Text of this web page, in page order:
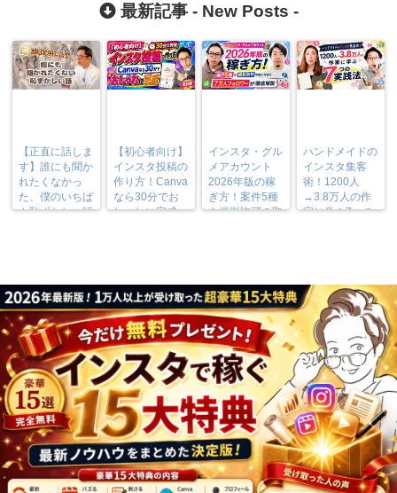
最新記事 - New Posts -
【正直に話しま
す】誰にも聞か
れたくなかっ
た、僕のいちば
ん恥ずかしい話
【初心者向け】
インスタ投稿の
作り方！Canva
なら30分でお
しゃれに完成
インスタ・グル
メアカウント
2026年版の稼
ぎ方！案件5種
や撮影許可の取
ハンドメイドの
インスタ集客
術！1200人
→3.8万人の作
家に学ぶ7つの